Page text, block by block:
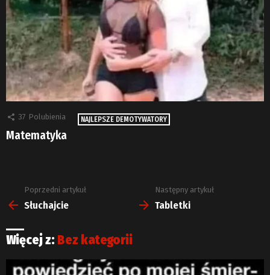
37 Polubienia NAJLEPSZE DEMOTYWATORY
Matematyka
Zobacz
więcej
Poprzedni artykuł
Słuchajcie
Następny artykuł
Tabletki
Więcej z: Bez kategorii